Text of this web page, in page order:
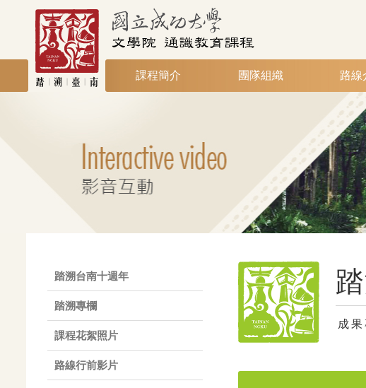
課程簡介 團隊組織 路線
踏溯台南十週年
踏溯專欄
課程花絮照片
路線行前影片
成